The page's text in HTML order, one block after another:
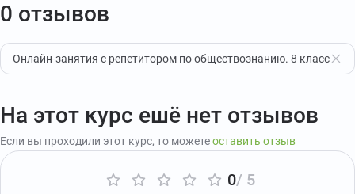
0 отзывов
Онлайн-занятия с репетитором по обществознанию. 8 класс
На этот курс ешё нет отзывов
Если вы проходили этот курс, то можетеоставить отзыв
0/ 5